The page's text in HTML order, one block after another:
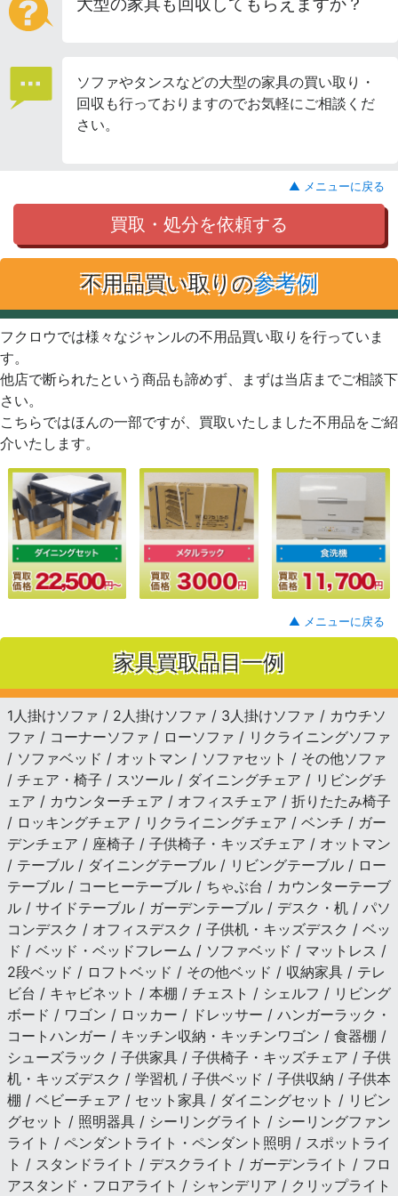
ソファやタンスなどの大型の家具の買い取り・
回収も行っておりますのでお気軽にご相談くだ
さい。
▲ メニューに戻る
買取・処分を依頼する
不用品買い取りの参考例
フクロウでは様々なジャンルの不用品買い取りを行っていま
す。
他店で断られたという商品も諦めず、まずは当店までご相談下
さい。
こちらではほんの一部ですが、買取いたしました不用品をご紹
介いたします。
▲ メニューに戻る
家具買取品目一例
1人掛けソファ / 2人掛けソファ / 3人掛けソファ / カウチソ
ファ / コーナーソファ / ローソファ / リクライニングソファ
/ ソファベッド / オットマン / ソファセット / その他ソファ
/ チェア・椅子 / スツール / ダイニングチェア / リビングチ
ェア / カウンターチェア / オフィスチェア / 折りたたみ椅子
/ ロッキングチェア / リクライニングチェア / ベンチ / ガー
デンチェア / 座椅子 / 子供椅子・キッズチェア / オットマン
/ テーブル / ダイニングテーブル / リビングテーブル / ロー
テーブル / コーヒーテーブル / ちゃぶ台 / カウンターテーブ
ル / サイドテーブル / ガーデンテーブル / デスク・机 / パソ
コンデスク / オフィスデスク / 子供机・キッズデスク / ベッ
ド / ベッド・ベッドフレーム / ソファベッド / マットレス /
2段ベッド / ロフトベッド / その他ベッド / 収納家具 / テレ
ビ台 / キャビネット / 本棚 / チェスト / シェルフ / リビング
ボード / ワゴン / ロッカー / ドレッサー / ハンガーラック・
コートハンガー / キッチン収納・キッチンワゴン / 食器棚 /
シューズラック / 子供家具 / 子供椅子・キッズチェア / 子供
机・キッズデスク / 学習机 / 子供ベッド / 子供収納 / 子供本
棚 / ベビーチェア / セット家具 / ダイニングセット / リビン
グセット / 照明器具 / シーリングライト / シーリングファン
ライト / ペンダントライト・ペンダント照明 / スポットライ
ト / スタンドライト / デスクライト / ガーデンライト / フロ
アスタンド・フロアライト / シャンデリア / クリップライト